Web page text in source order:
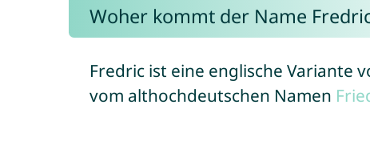
Woher kommt der Name
Fredric ist eine englische Variante
vom althochdeutschen Namen